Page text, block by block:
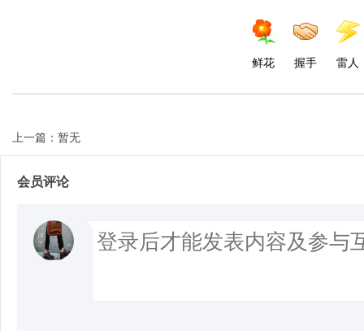
鲜花 握手 雷人
上一篇：暂无
会员评论